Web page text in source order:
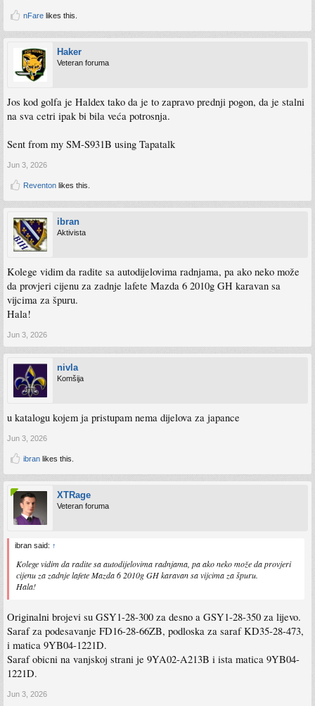
nFare likes this.
Haker
Veteran foruma
Jos kod golfa je Haldex tako da je to zapravo prednji pogon, da je stalni
na sva cetri ipak bi bila veća potrosnja.
Sent from my SM-S931B using Tapatalk
Jun 3, 2026
Reventon likes this.
ibran
Aktivista
Kolege vidim da radite sa autodijelovima radnjama, pa ako neko može
da provjeri cijenu za zadnje lafete Mazda 6 2010g GH karavan sa
vijcima za špuru.
Hala!
Jun 3, 2026
nivla
Komšija
u katalogu kojem ja pristupam nema dijelova za japance
Jun 3, 2026
ibran likes this.
XTRage
Veteran foruma
ibran said: ↑
Kolege vidim da radite sa autodijelovima radnjama, pa ako neko može da provjeri
cijenu za zadnje lafete Mazda 6 2010g GH karavan sa vijcima za špuru.
Hala!
Originalni brojevi su GSY1-28-300 za desno a GSY1-28-350 za lijevo.
Saraf za podesavanje FD16-28-66ZB, podloska za saraf KD35-28-473,
i matica 9YB04-1221D.
Saraf obicni na vanjskoj strani je 9YA02-A213B i ista matica 9YB04-
1221D.
Jun 3, 2026